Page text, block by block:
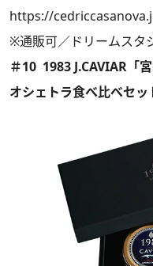
https://
※通販可／ドリームスタ
＃10 1983 J.CAVIAR「
オシェトラ食べ比べセッ